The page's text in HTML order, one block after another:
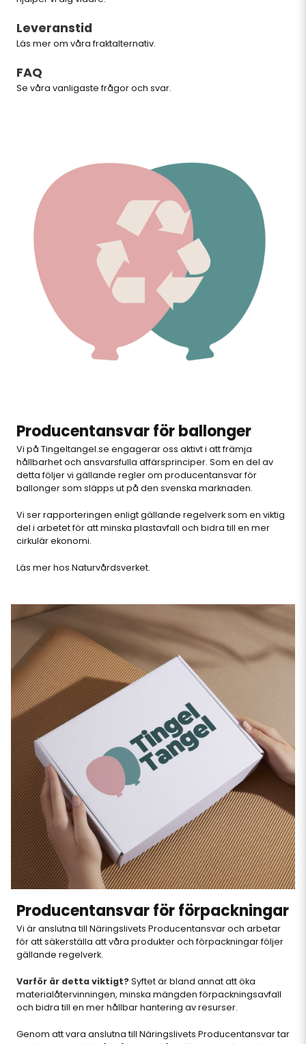
Leveranstid
Läs mer om våra fraktalternativ.
FAQ
Se våra vanligaste frågor och svar.
Producentansvar för ballonger
Vi på Tingeltangel.se engagerar oss aktivt i att främja
hållbarhet och ansvarsfulla affärsprinciper. Som en del av
detta följer vi gällande regler om producentansvar för
ballonger som släpps ut på den svenska marknaden.
Vi ser rapporteringen enligt gällande regelverk som en viktig
del i arbetet för att minska plastavfall och bidra till en mer
cirkulär ekonomi.
Läs mer hos Naturvårdsverket.
Producentansvar för förpackningar
Vi är anslutna till Näringslivets Producentansvar och arbetar
för att säkerställa att våra produkter och förpackningar följer
gällande regelverk.
Varför är detta viktigt?Syftet är bland annat att öka
materialåtervinningen, minska mängden förpackningsavfall
och bidra till en mer hållbar hantering av resurser.
Genom att vara anslutna till Näringslivets Producentansvar tar